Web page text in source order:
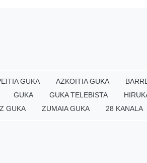
GUKA AZKOITIA GUKA
GUKA
GUKA TELEBISTA
GUKA
ZUMAIA GUKA 28 KANALA